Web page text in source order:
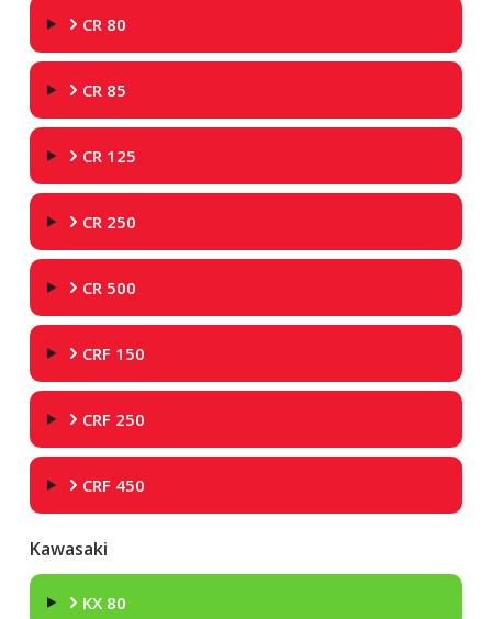
CR 80
CR 85
CR 125
CR 250
CR 500
CRF 150
CRF 250
CRF 450
Kawasaki
KX 80